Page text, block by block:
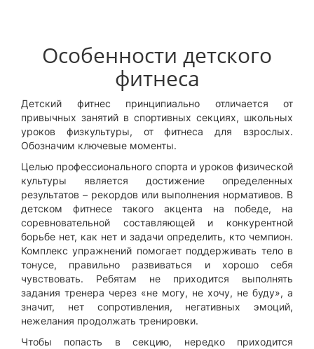
Особенности детского
фитнеса
Детский фитнес принципиально отличается от
привычных занятий в спортивных секциях, школьных
уроков физкультуры, от фитнеса для взрослых.
Обозначим ключевые моменты.
Целью профессионального спорта и уроков физической
культуры является достижение определенных
результатов – рекордов или выполнения нормативов. В
детском фитнесе такого акцента на победе, на
соревновательной составляющей и конкурентной
борьбе нет, как нет и задачи определить, кто чемпион.
Комплекс упражнений помогает поддерживать тело в
тонусе, правильно развиваться и хорошо себя
чувствовать. Ребятам не приходится выполнять
задания тренера через «не могу, не хочу, не буду», а
значит, нет сопротивления, негативных эмоций,
нежелания продолжать тренировки.
Чтобы попасть в секцию, нередко приходится